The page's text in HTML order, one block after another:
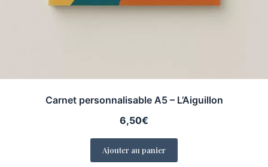
Carnet personnalisable A5 – L’Aiguillon
6,50€
Ajouter au panier